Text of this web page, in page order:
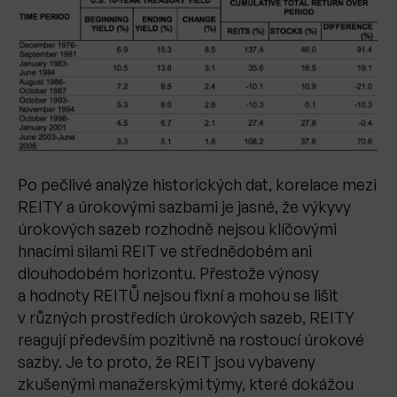
Po pečlivé analýze historických dat, korelace mezi
REITY a úrokovými sazbami je jasné, že výkyvy
úrokových sazeb rozhodně nejsou klíčovými
hnacími silami REIT ve střednědobém ani
dlouhodobém horizontu. Přestože výnosy
a hodnoty REITŮ nejsou fixní a mohou se lišit
v různých prostředích úrokových sazeb, REITY
reagují především pozitivně na rostoucí úrokové
sazby. Je to proto, že REIT jsou vybaveny
zkušenými manažerskými týmy, které dokážou